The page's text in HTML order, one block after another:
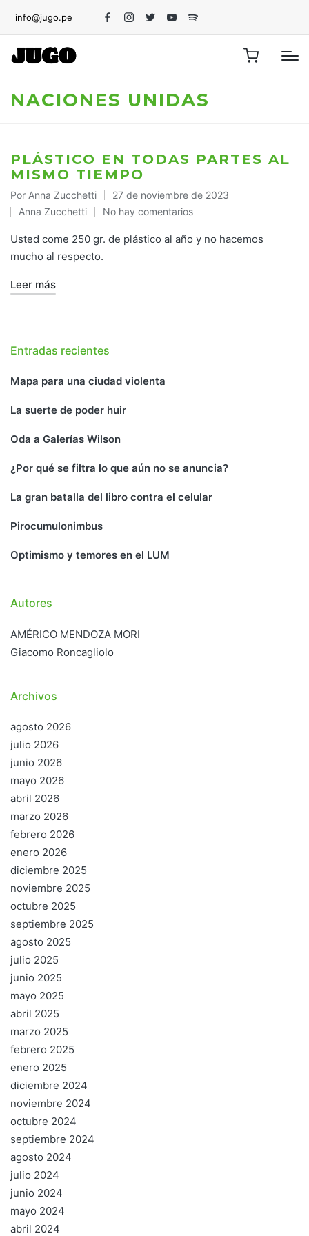
info@jugo.pe
FacebookInstagram
TwitterYoutubeSpotify
NACIONES UNIDAS
PLÁSTICO EN TODAS PARTES AL
MISMO TIEMPO
Publicado
por
Por Anna Zucchetti 27 de noviembre de 2023
Publicado
en
Anna Zucchetti No hay comentarios
Usted come 250 gr. de plástico al año y no hacemos
mucho al respecto.
Leer más
Entradas recientes
Mapa para una ciudad violenta
La suerte de poder huir
Oda a Galerías Wilson
¿Por qué se filtra lo que aún no se anuncia?
La gran batalla del libro contra el celular
Pirocumulonimbus
Optimismo y temores en el LUM
Autores
AMÉRICO MENDOZA MORI
Giacomo Roncagliolo
Archivos
agosto 2026
julio 2026
junio 2026
mayo 2026
abril 2026
marzo 2026
febrero 2026
enero 2026
diciembre 2025
noviembre 2025
octubre 2025
septiembre 2025
agosto 2025
julio 2025
junio 2025
mayo 2025
abril 2025
marzo 2025
febrero 2025
enero 2025
diciembre 2024
noviembre 2024
octubre 2024
septiembre 2024
agosto 2024
julio 2024
junio 2024
mayo 2024
abril 2024